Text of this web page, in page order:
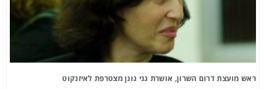
ראש מועצת דרום השרון, אושרת גני גונן מצטרפת לאיזנקוט